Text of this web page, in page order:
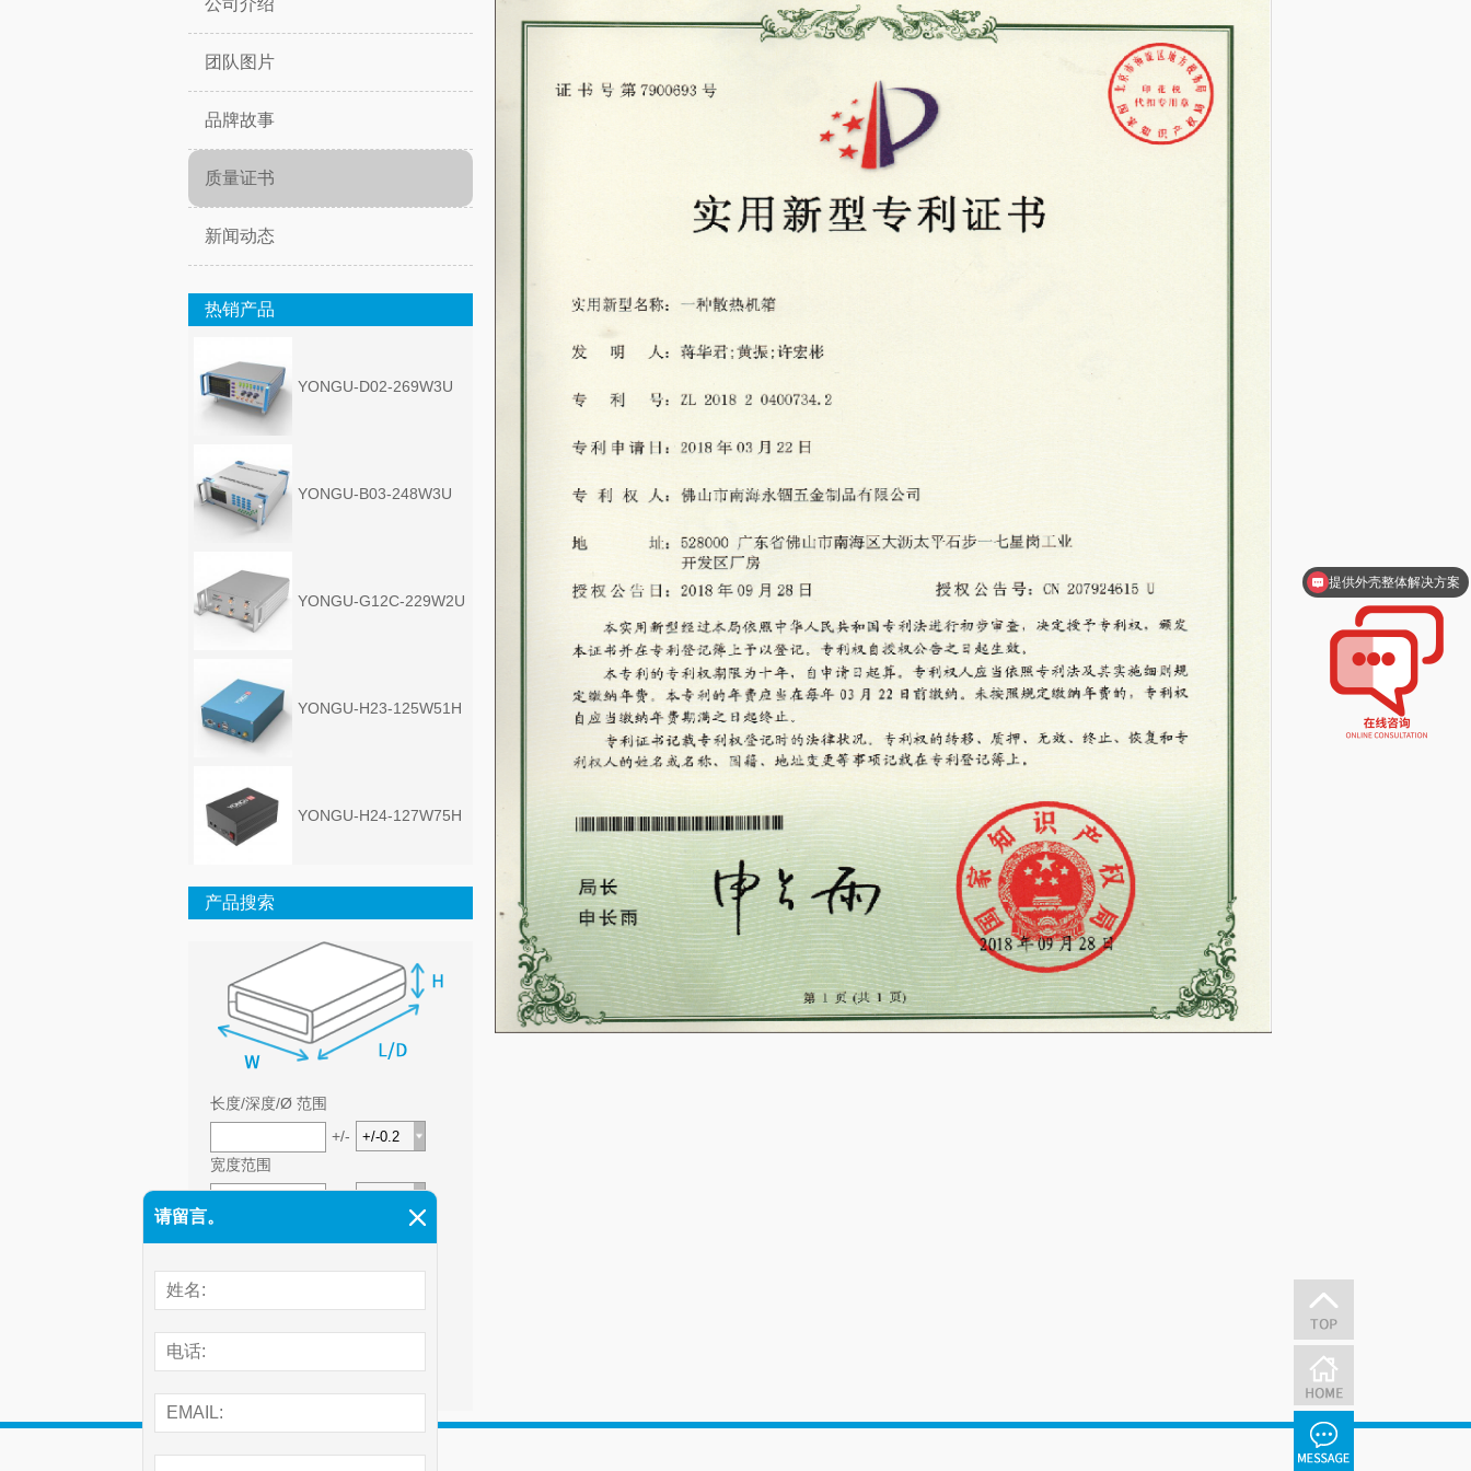
公司介绍
团队图片
品牌故事
质量证书
新闻动态
热销产品
YONGU-D02-269W3U
YONGU-B03-248W3U
YONGU-G12C-229W2U
YONGU-H23-125W51H
YONGU-H24-127W75H
产品搜索
长度/深度/Ø 范围
+/-
宽度范围
+/-
高度范围
请留言。
提供外壳整体解决方案